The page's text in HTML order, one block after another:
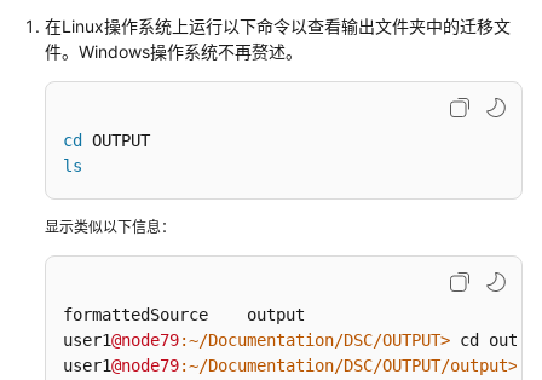
在Linux操作系统上运行以下命令以查看输出文件夹中的迁移文
件。Windows操作系统不再赘述。
cd
ls
显示类似以下信息：
formattedSource    output
user1@node79:~/Documentation/DSC/OUTPUT> cd
user1@node79:~/Documentation/DSC/OUTPUT/output>